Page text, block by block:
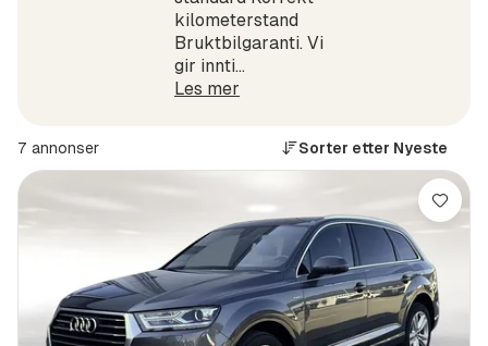
kilometerstand
Bruktbilgaranti. Vi
gir innti...
Les mer
7 annonser Sorter etter Nyeste
Lagre